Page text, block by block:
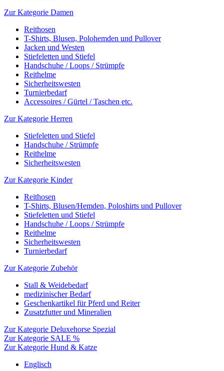
Zur Kategorie Damen
Reithosen
T-Shirts, Blusen, Polohemden und Pullover
Jacken und Westen
Stiefeletten und Stiefel
Handschuhe / Loops / Strümpfe
Reithelme
Sicherheitswesten
Turnierbedarf
Accessoires / Gürtel / Taschen etc.
Zur Kategorie Herren
Stiefeletten und Stiefel
Handschuhe / Strümpfe
Reithelme
Sicherheitswesten
Zur Kategorie Kinder
Reithosen
T-Shirts, Blusen/Hemden, Poloshirts und Pullover
Stiefeletten und Stiefel
Handschuhe / Loops / Strümpfe
Reithelme
Sicherheitswesten
Turnierbedarf
Zur Kategorie Zubehör
Stall & Weidebedarf
medizinischer Bedarf
Geschenkartikel für Pferd und Reiter
Zusatzfutter und Mineralien
Zur Kategorie Deluxehorse Spezial
Zur Kategorie SALE %
Zur Kategorie Hund & Katze
Englisch